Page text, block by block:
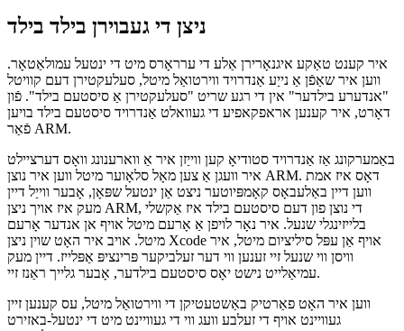
ניצן די געבוירן בילד בילד
איר קענט טאַקע איגנאָרירן אַלע די ערראָרס מיט די ינטעל עמולאַטאָר.
ווען איר שאַפֿן אַ נייַע אַנדרויד ווירטואַל מיטל, סעלעקטירן דעם קוויטל
"אנדערע בילדער" אין די רגע שריט "סעלעקטירן אַ סיסטעם בילד". פֿון
דאָרט, איר קענען אראפקאפיע די געוואלט אַנדרויד סיסטעם בילד בויען
פֿאַר ARM.
באַמערקונג אַז אַנדרויד סטודיאָ קען ווייַזן איר אַ ווארענונג וואָס דערציילט
איר וועגן אַ צען מאָל סלאָוער מיטל ווען איר נוצן ARM. דאָס איז אמת
ווען דיין באַלעבאָס קאָמפּיוטער ניצט אַן ינטעל שפּאָן, אָבער ווייַל דיין
מעק איז אויך ניצן ARM, די נוצן פון דעם סיסטעם בילד איז אַקשלי
בלייזינגלי שנעל. איר נאָר לויפן אַ אָרעם מיטל אויף אן אנדער אָרעם
מיטל. אויב איר האָט שוין ניצן Xcode אויף אַן עפּל סיליציום מיטל, איר
וויסן ווי שנעל זיי זענען ווי דער זעלביקער פּרינציפּ אַפּלייז. דיין מעק
עמיאַלייט נישט יאָס סיסטעם בילדער, אָבער גלייך ראַנז זיי.